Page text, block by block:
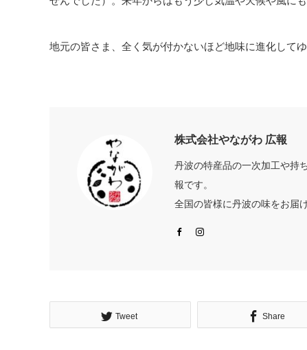
地元の皆さま、全く気が付かないほど地味に進化して
株式会社やながわ 広報
丹波の特産品の一次加工や持
報です。
全国の皆様に丹波の味をお届
Tweet Share